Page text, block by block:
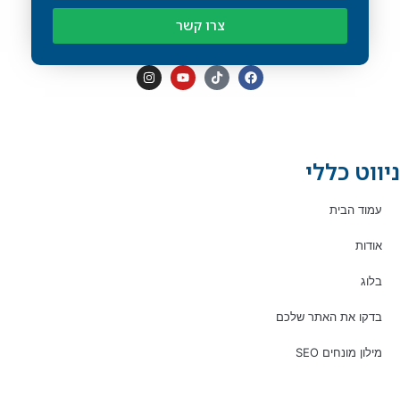
צרו קשר
ניווט כללי
עמוד הבית
אודות
בלוג
בדקו את האתר שלכם
מילון מונחים SEO